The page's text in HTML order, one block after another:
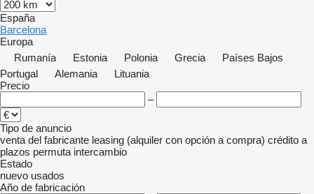
España
Barcelona
Europa
Rumanía
Estonia Polonia Grecia
Países Bajos
Portugal
Alemania
Lituania
Precio
–
Tipo de anuncio
venta del fabricante leasing (alquiler con opción a compra) crédito a
plazos permuta intercambio
Estado
nuevo usados
Año de fabricación